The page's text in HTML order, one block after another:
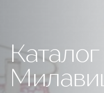
Каталог